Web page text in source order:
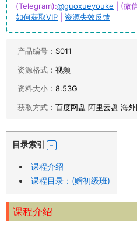
(Telegram):@guoxueyouke | (微
如何获取VIP
资源失效反馈
产品编号： S011
资源格式： 视频
资料大小： 8.53G
获取方式： 百度网盘 阿里云盘 海外
目录索引
课程介绍
课程目录：(赠初级班)
课程介绍